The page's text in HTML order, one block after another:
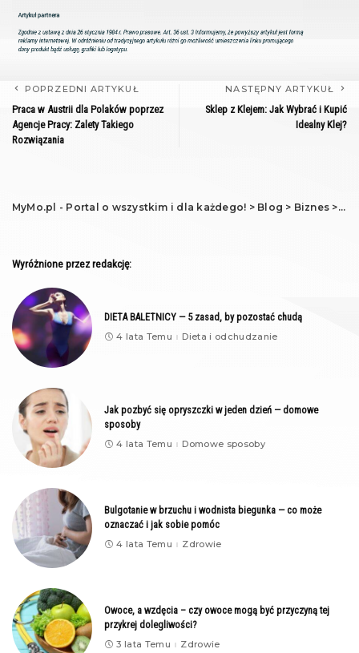
POPRZEDNI ARTYKUŁ
Praca w Austrii dla Polaków poprzez
Agencje Pracy: Zalety Takiego
Rozwiązania
NASTĘPNY ARTYKUŁ
Sklep z Klejem: Jak Wybrać i Kupić
Idealny Klej?
MyMo.pl - Portal o wszystkim i dla każdego! > Blog > Biznes >
Wyróżnione przez redakcję:
DIETA BALETNICY — 5 zasad, by pozostać chudą
4 lata Temu Dieta i odchudzanie
Jak pozbyć się opryszczki w jeden dzień — domowe
sposoby
4 lata Temu Domowe sposoby
Bulgotanie w brzuchu i wodnista biegunka — co może
oznaczać i jak sobie pomóc
4 lata Temu Zdrowie
Owoce, a wzdęcia – czy owoce mogą być przyczyną tej
przykrej dolegliwości?
3 lata Temu Zdrowie